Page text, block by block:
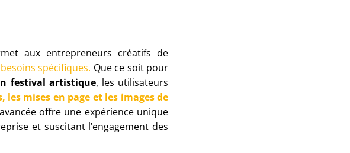
aux entrepreneurs créatifs de
spécifiques. Que ce soit pour
festival artistique, les utilisateurs
les mises en page et les images de
offre une expérience unique
et suscitant l’engagement des